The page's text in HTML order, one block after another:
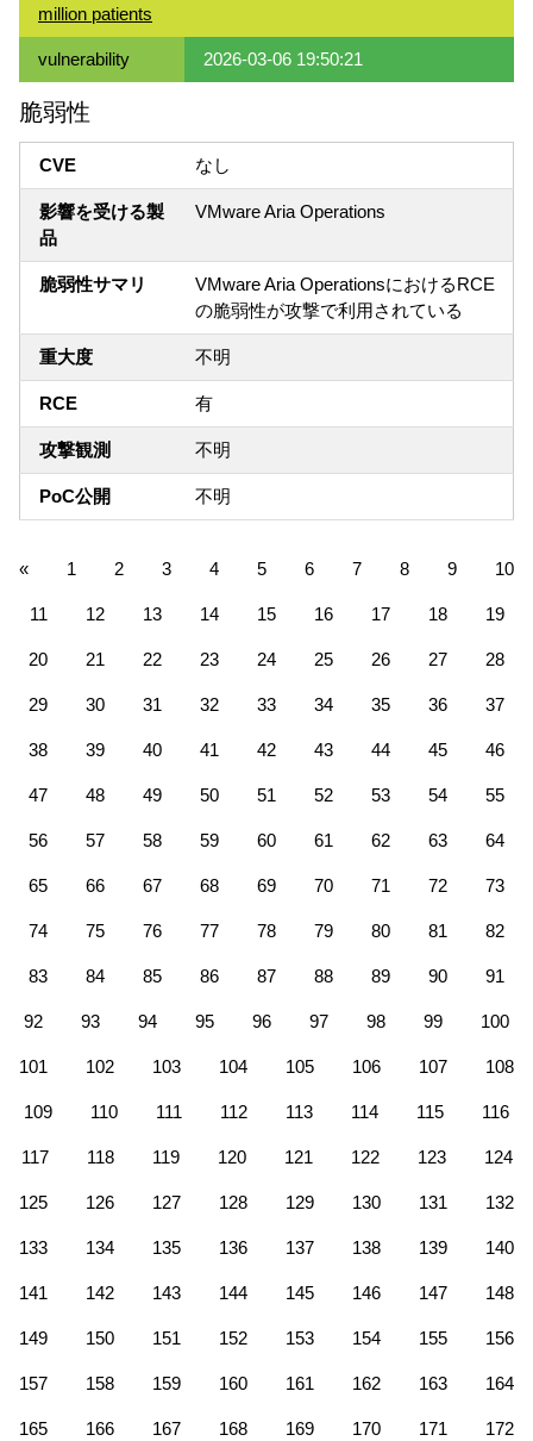
million patients
vulnerability 2026-03-06 19:50:21
脆弱性
CVE なし
影響を受ける製
品
VMware Aria Operations
脆弱性サマリ
VMware Aria OperationsにおけるRCE
の脆弱性が攻撃で利用されている
重大度 不明
RCE 有
攻撃観測 不明
PoC公開 不明
« 1 2 3 4 5 6 7 8 9 10
11 12 13 14 15 16 17 18 19
20 21 22 23 24 25 26 27 28
29 30 31 32 33 34 35 36 37
38 39 40 41 42 43 44 45 46
47 48 49 50 51 52 53 54 55
56 57 58 59 60 61 62 63 64
65 66 67 68 69 70 71 72 73
74 75 76 77 78 79 80 81 82
83 84 85 86 87 88 89 90 91
92 93 94 95 96 97 98 99 100
101 102 103 104 105 106 107 108
109 110 111 112 113 114 115 116
117 118 119 120 121 122 123 124
125 126 127 128 129 130 131 132
133 134 135 136 137 138 139 140
141 142 143 144 145 146 147 148
149 150 151 152 153 154 155 156
157 158 159 160 161 162 163 164
165 166 167 168 169 170 171 172